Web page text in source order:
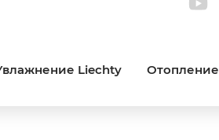
Liechty Отопление